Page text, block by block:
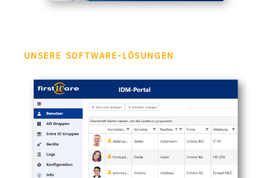
UNSERE SOFTWARE-LÖSUNGEN